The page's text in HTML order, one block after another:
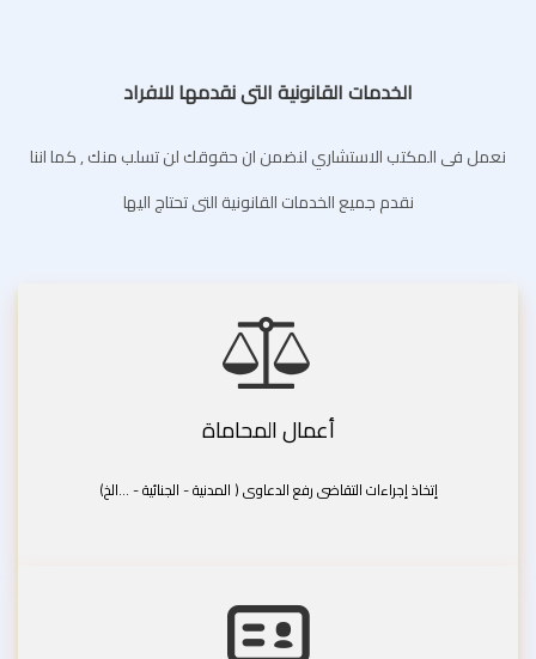
الخدمات القانونية التى نقدمها للافراد
نعمل فى المكتب الاستشاري لنضمن ان حقوقك لن تسلب منك , كما اننا
نقدم جميع الخدمات القانونية التى تحتاج اليها
أعمال المحاماة
إتخاذ إجراءات التقاضى رفع الدعاوى ( المدنية - الجنائية - ...الخ)